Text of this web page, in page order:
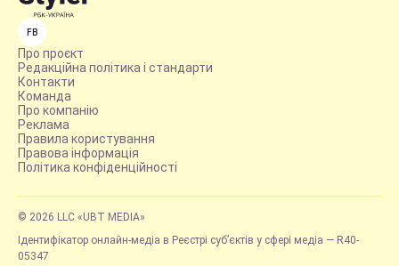
FB
Про проєкт
Редакційна політика і стандарти
Контакти
Команда
Про компанію
Реклама
Правила користування
Правова інформація
Політика конфіденційності
© 2026 LLC «UBT MEDIA»
Ідентифікатор онлайн-медіа в Реєстрі суб’єктів у сфері медіа — R40-
05347